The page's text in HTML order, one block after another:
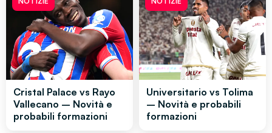
Cristal Palace vs Rayo
Vallecano – Novità e
probabili formazioni
Universitario vs Tolima
– Novità e probabili
formazioni